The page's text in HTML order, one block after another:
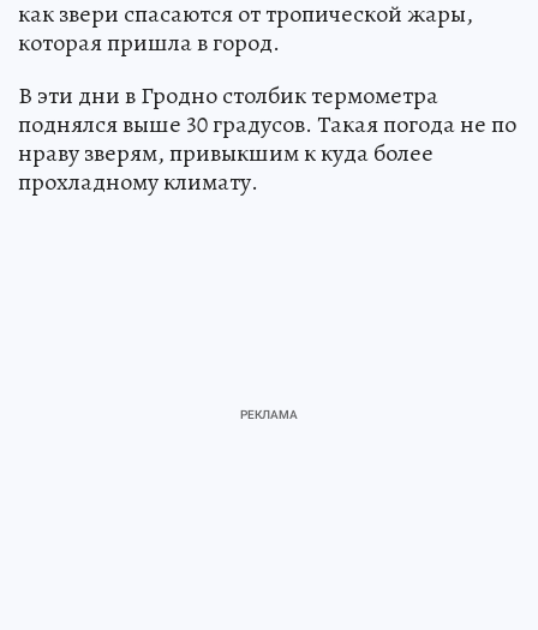
как звери спасаются от тропической жары,
которая пришла в город.
В эти дни в Гродно столбик термометра
поднялся выше 30 градусов. Такая погода не по
нраву зверям, привыкшим к куда более
прохладному климату.